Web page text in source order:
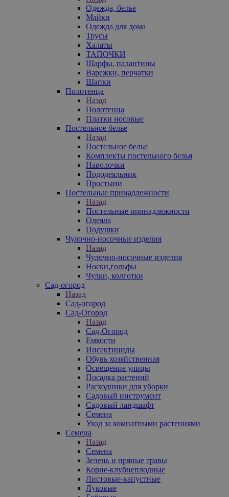
Одежда, белье
Майки
Одежда для дома
Трусы
Халаты
ТАПОЧКИ
Шарфы, палантины
Варежки, перчатки
Шапки
Полотенца
Назад
Полотенца
Платки носовые
Постельное белье
Назад
Постельное белье
Комплекты постельного белья
Наволочки
Пододеяльник
Простыни
Постельные принадлежности
Назад
Постельные принадлежности
Одеяла
Подушки
Чулочно-носочные изделия
Назад
Чулочно-носочные изделия
Носки,гольфы
Чулки, колготки
Сад-огород
Назад
Сад-огород
Сад-Огород
Назад
Сад-Огород
Емкости
Инсектициды
Обувь хозяйственная
Освещение улицы
Посадка растений
Расходники для уборки
Садовый инструмент
Садовый ландшафт
Семена
Уход за комнатными растениями
Семена
Назад
Семена
Зелень и пряные травы
Корне-клубнеплодные
Листовые-капустные
Луковые